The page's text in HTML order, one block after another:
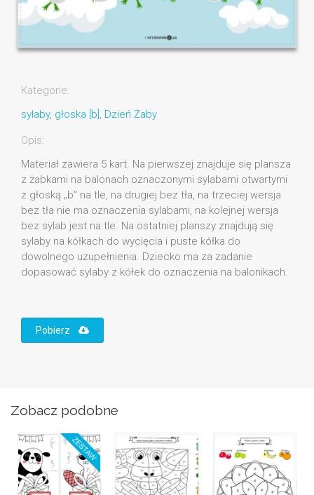
Kategorie:
sylaby, głoska [b] , Dzień Żaby
Opis:
Materiał zawiera 5 kart. Na pierwszej znajduje się plansza
z żabkami na balonach oznaczonymi sylabami otwartymi
z głoską „b” na tle, na drugiej bez tła, na trzeciej wersja
bez tła nie ma oznaczenia sylabami, na kolejnej wersja
bez sylab jest na tle. Na ostatniej planszy znajdują się
sylaby na kółkach do wycięcia i puste kółka do
dowolnego uzupełnienia. Dziecko ma za zadanie
dopasować sylaby z kółek do oznaczenia na balonikach.
Pobierz
Zobacz podobne